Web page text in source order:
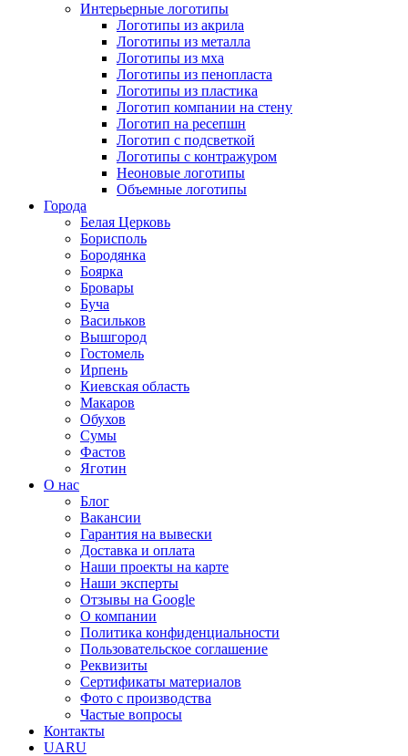
Интерьерные логотипы
Логотипы из акрила
Логотипы из металла
Логотипы из мха
Логотипы из пенопласта
Логотипы из пластика
Логотип компании на стену
Логотип на ресепшн
Логотип с подсветкой
Логотипы с контражуром
Неоновые логотипы
Объемные логотипы
Города
Белая Церковь
Борисполь
Бородянка
Боярка
Бровары
Буча
Васильков
Вышгород
Гостомель
Ирпень
Киевская область
Макаров
Обухов
Сумы
Фастов
Яготин
О нас
Блог
Вакансии
Гарантия на вывески
Доставка и оплата
Наши проекты на карте
Наши эксперты
Отзывы на Google
О компании
Политика конфиденциальности
Пользовательское соглашение
Реквизиты
Сертификаты материалов
Фото с производства
Частые вопросы
Контакты
UARU